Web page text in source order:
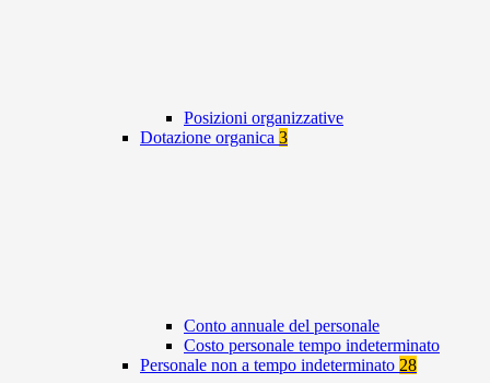
Posizioni organizzative
Dotazione organica 3
Conto annuale del personale
Costo personale tempo indeterminato
Personale non a tempo indeterminato 28